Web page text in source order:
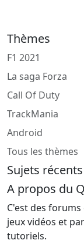
Thèmes
F1 2021
La saga Forza
Call Of Duty
TrackMania
Android
Tous les thèmes
Sujets récents
A propos du
C'est des
jeux vidéos et
tutoriels.